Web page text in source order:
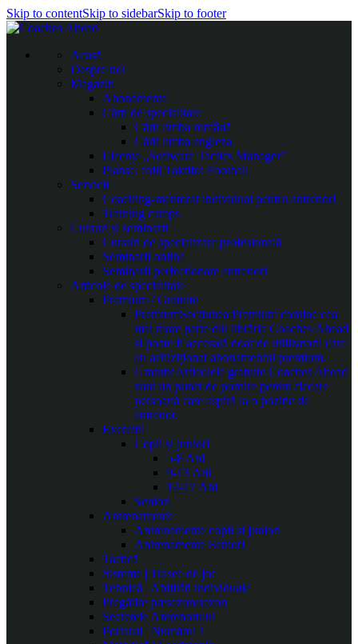
Skip to contentSkip to sidebarSkip to footer
Acasă
Despre noi
Magazin
Abonamente
Cărți de specialitate
Cărți limba română
Cărți limba engleza
Licențe „Software Tactics Manager”
Planșe, folii Taktifol Football
Servicii
Coaching-mentorat individual pentru antrenori
Training camps
Cursuri și seminarii
Cursuri de specializare profesională
Seminarii online
Seminarii perfecționare antrenori
Articole de specialitate
Premium / Gratuite
PremiumSecțiunea Premium conține cea
mai mare parte din librăria Coaches Ahead
și poate fi accesată doar de utilizatorii care
au achiziționat abonamentul premium.
GratuiteArticolele gratuite Coaches Ahead
sunt un punct de pornire pentru fiecare
persoană care aspiră la o poziție de
antrenor.
Exerciții
Copii și juniori
5-8 Ani
9-13 Ani
14-17 Ani
Seniori
Antrenamente
Antrenamente copii și juniori
Antrenamente Seniori
Tactică
Sisteme | Trasee de joc
Tehnică | Abilități individuale
Pregătire presezon/sezon
Secretele Antrenorului
Portarul | Numărul 1